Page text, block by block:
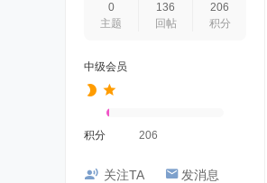
0
主题
136
回帖
206
积分
中级会员
积分 206
关注TA 发消息